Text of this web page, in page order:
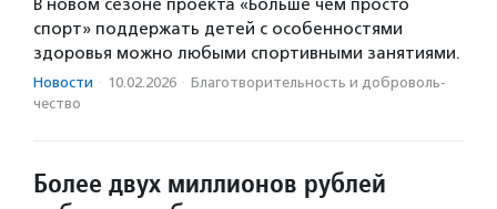
В новом сезоне проекта «Больше чем просто
спорт» поддержать детей с особенностями
здоровья можно любыми спортивными занятиями.
Новости · 10.02.2026 · Благотвори­тель­ность и доброволь­
чест­во
Более двух миллионов рублей